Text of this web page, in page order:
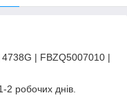
| FBZQ5007010 |
робочих днів.